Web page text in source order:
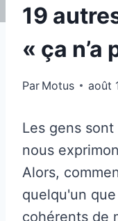
19
« ça n’a
Par Motus août
Les gens
nous
Alors,
quelqu'un
cohérents de